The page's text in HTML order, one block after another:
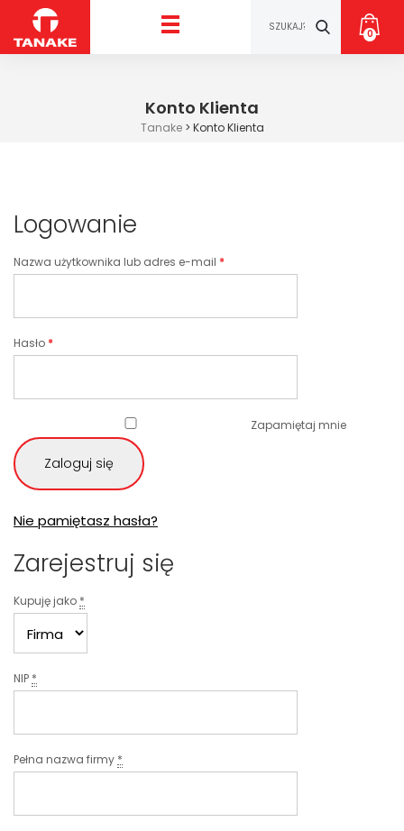
0
Konto Klienta
Tanake> Konto Klienta
Logowanie
Nazwa użytkownika lub adres e-mail *
Hasło *
Zapamiętaj mnie
Zaloguj się
Nie pamiętasz hasła?
Zarejestruj się
Kupuję jako *
NIP *
Pełna nazwa firmy *